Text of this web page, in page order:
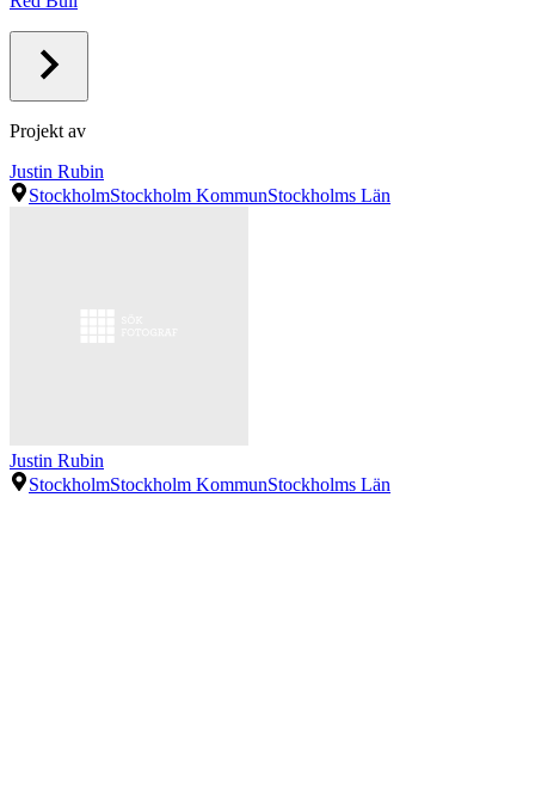
Projekt av
Justin Rubin
StockholmStockholm KommunStockholms Län
Justin Rubin
StockholmStockholm KommunStockholms Län